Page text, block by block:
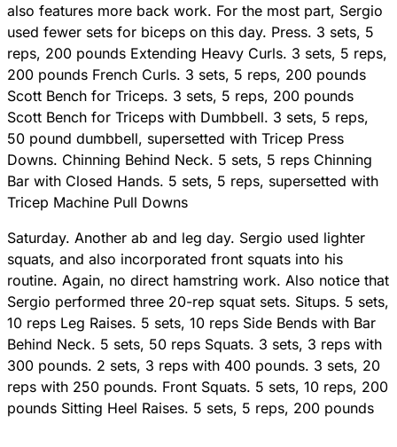
also features more back work. For the most part, Sergio
used fewer sets for biceps on this day. Press. 3 sets, 5
reps, 200 pounds Extending Heavy Curls. 3 sets, 5 reps,
200 pounds French Curls. 3 sets, 5 reps, 200 pounds
Scott Bench for Triceps. 3 sets, 5 reps, 200 pounds
Scott Bench for Triceps with Dumbbell. 3 sets, 5 reps,
50 pound dumbbell, supersetted with Tricep Press
Downs. Chinning Behind Neck. 5 sets, 5 reps Chinning
Bar with Closed Hands. 5 sets, 5 reps, supersetted with
Tricep Machine Pull Downs
Saturday. Another ab and leg day. Sergio used lighter
squats, and also incorporated front squats into his
routine. Again, no direct hamstring work. Also notice that
Sergio performed three 20-rep squat sets. Situps. 5 sets,
10 reps Leg Raises. 5 sets, 10 reps Side Bends with Bar
Behind Neck. 5 sets, 50 reps Squats. 3 sets, 3 reps with
300 pounds. 2 sets, 3 reps with 400 pounds. 3 sets, 20
reps with 250 pounds. Front Squats. 5 sets, 10 reps, 200
pounds Sitting Heel Raises. 5 sets, 5 reps, 200 pounds